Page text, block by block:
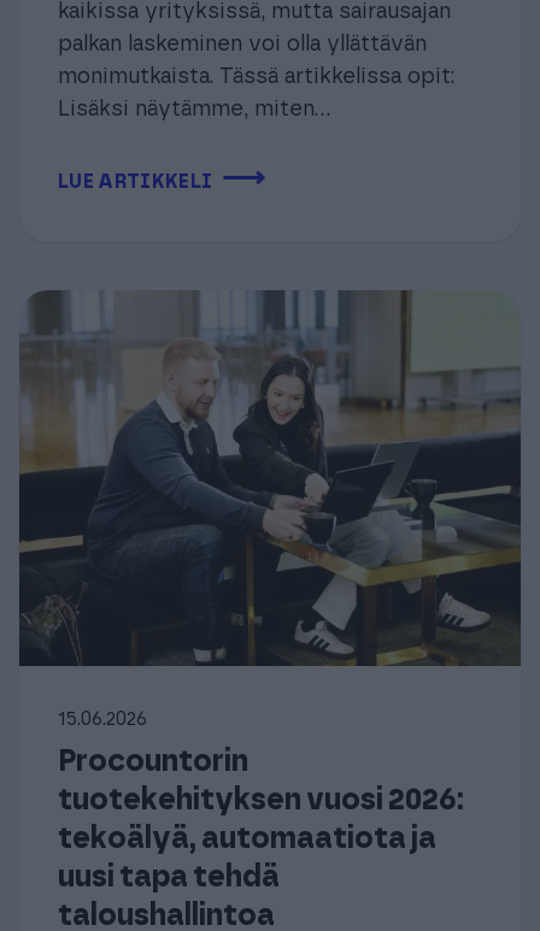
kaikissa yrityksissä, mutta sairausajan
palkan laskeminen voi olla yllättävän
monimutkaista. Tässä artikkelissa opit:
Lisäksi näytämme, miten...
LUE ARTIKKELI ⟶
15.06.2026
Procountorin
tuotekehityksen vuosi 2026:
tekoälyä, automaatiota ja
uusi tapa tehdä
taloushallintoa